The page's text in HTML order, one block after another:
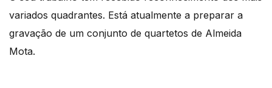
variados quadrantes. Está atualmente a preparar a
gravação de um conjunto de quartetos de Almeida
Mota.